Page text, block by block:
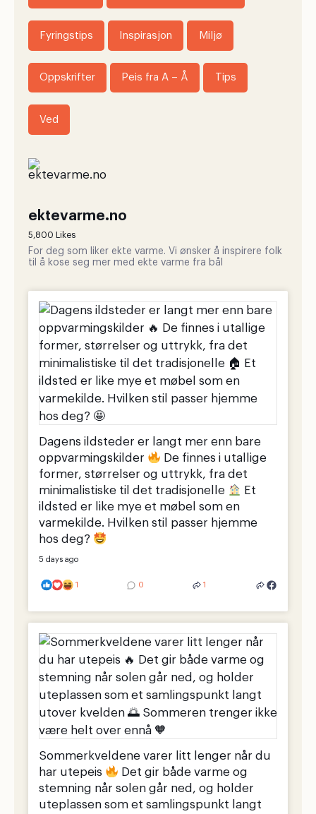
Fyringstips Inspirasjon Miljø
Oppskrifter Peis fra A – Å Tips
Ved
ektevarme.no
5,800 Likes
For deg som liker ekte varme. Vi ønsker å inspirere folk
til å kose seg mer med ekte varme fra bål
Dagens ildsteder er langt mer enn bare
oppvarmingskilder
De finnes i utallige
former, størrelser og uttrykk, fra det
minimalistiske til det tradisjonelle
Et
ildsted er like mye et møbel som en
varmekilde. Hvilken stil passer hjemme
hos deg?
5 days ago
1 0 1
Sommerkveldene varer litt lenger når du
har utepeis
Det gir både varme og
stemning når solen går ned, og holder
uteplassen som et samlingspunkt langt